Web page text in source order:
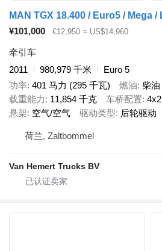
¥101,000 €12,950 ≈ US$14,960
牵引车
2011
980,979 千米
Euro 5
功率 401 马力 (295 千瓦) 燃油 柴油
载重能力
11,854 千克 车桥配置 4x2
悬架 空气/空气 驱动类型 后轮驱动
荷兰, Zaltbommel
Van Hemert Trucks BV